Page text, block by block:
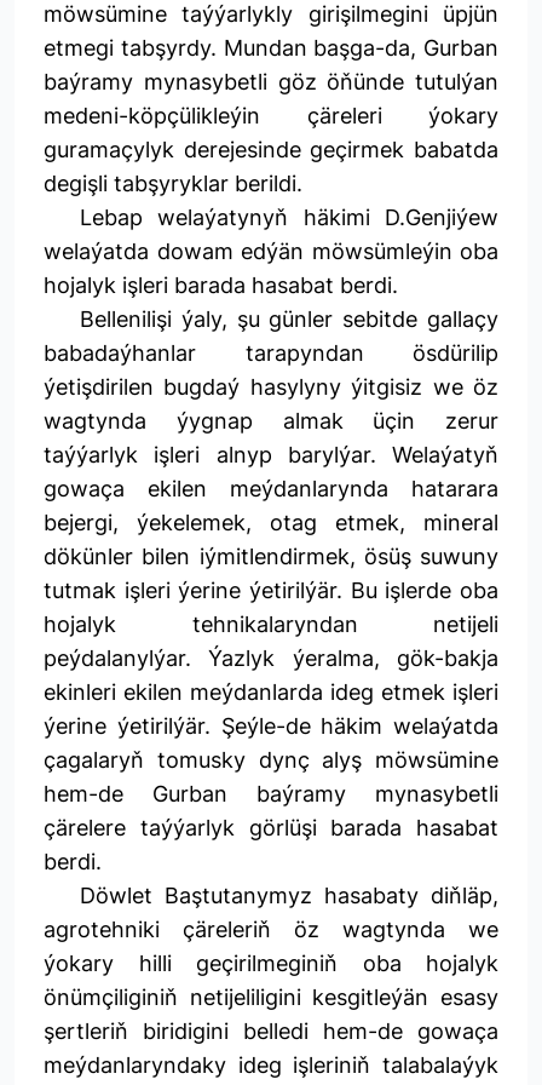
möwsümine taýýarlykly girişilmegini üpjün
etmegi tabşyrdy. Mundan başga-da, Gurban
baýramy mynasybetli göz öňünde tutulýan
medeni-köpçülikleýin çäreleri ýokary
guramaçylyk derejesinde geçirmek babatda
degişli tabşyryklar berildi.
Lebap welaýatynyň häkimi D.Genjiýew
welaýatda dowam edýän möwsümleýin oba
hojalyk işleri barada hasabat berdi.
Bellenilişi ýaly, şu günler sebitde gallaçy
babadaýhanlar tarapyndan ösdürilip
ýetişdirilen bugdaý hasylyny ýitgisiz we öz
wagtynda ýygnap almak üçin zerur
taýýarlyk işleri alnyp barylýar. Welaýatyň
gowaça ekilen meýdanlarynda hatarara
bejergi, ýekelemek, otag etmek, mineral
dökünler bilen iýmitlendirmek, ösüş suwuny
tutmak işleri ýerine ýetirilýär. Bu işlerde oba
hojalyk tehnikalaryndan netijeli
peýdalanylýar. Ýazlyk ýeralma, gök-bakja
ekinleri ekilen meýdanlarda ideg etmek işleri
ýerine ýetirilýär. Şeýle-de häkim welaýatda
çagalaryň tomusky dynç alyş möwsümine
hem-de Gurban baýramy mynasybetli
çärelere taýýarlyk görlüşi barada hasabat
berdi.
Döwlet Baştutanymyz hasabaty diňläp,
agrotehniki çäreleriň öz wagtynda we
ýokary hilli geçirilmeginiň oba hojalyk
önümçiliginiň netijeliligini kesgitleýän esasy
şertleriň biridigini belledi hem-de gowaça
meýdanlaryndaky ideg işleriniň talabalaýyk